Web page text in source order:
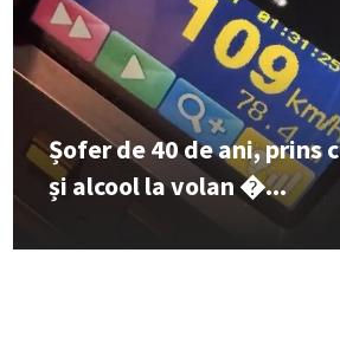
Șofer de 40 de ani, prins
și alcool la volan �...